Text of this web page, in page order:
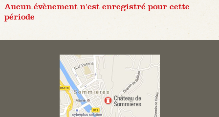
Aucun évènement n'est enregistré pour cette
période